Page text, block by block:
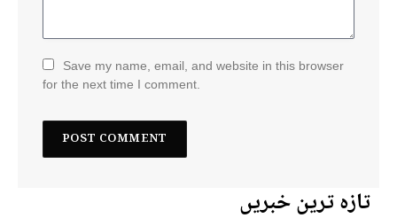
Save my name, email, and website in this browser
for the next time I comment.
تازہ ترین خبریں